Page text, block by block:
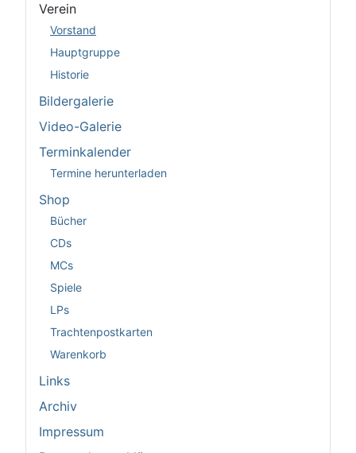
Verein
Vorstand
Hauptgruppe
Historie
Bildergalerie
Video-Galerie
Terminkalender
Termine herunterladen
Shop
Bücher
CDs
MCs
Spiele
LPs
Trachtenpostkarten
Warenkorb
Links
Archiv
Impressum